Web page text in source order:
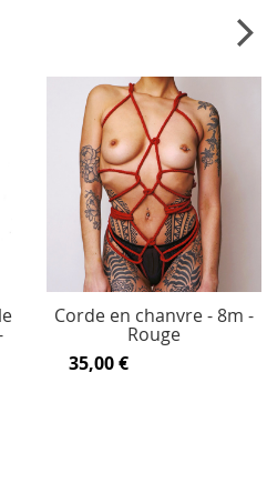
Corde en chanvre - 8m -
Rouge
35,00 €